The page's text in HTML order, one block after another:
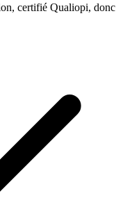
certifié Qualiopi, donc